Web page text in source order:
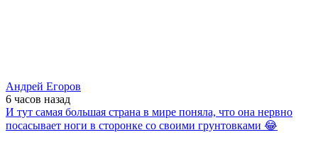
Андрей Егоров
6 часов назад
И тут самая большая страна в мире поняла, что она нервно
посасывает ноги в сторонке со своими грунтовками 😂